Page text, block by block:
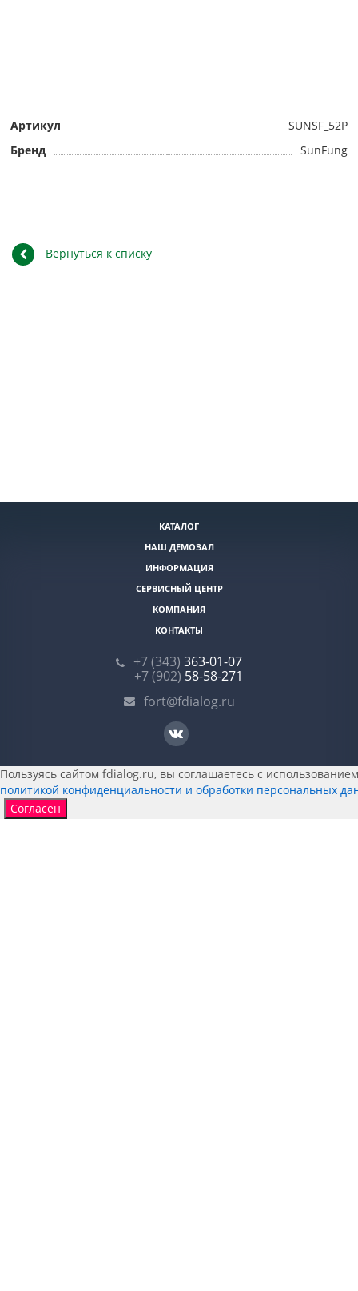
Артикул
SUNSF_52P
Бренд
SunFung
Вернуться к списку
КАТАЛОГ
НАШ ДЕМОЗАЛ
ИНФОРМАЦИЯ
СЕРВИСНЫЙ ЦЕНТР
КОМПАНИЯ
КОНТАКТЫ
+7 (343) 363-01-07
+7 (902) 58-58-271
fort@fdialog.ru
Пользуясь сайтом fdialog.ru, вы соглашаетесь с
политикой конфиденциальности и обработки персональных
Согласен